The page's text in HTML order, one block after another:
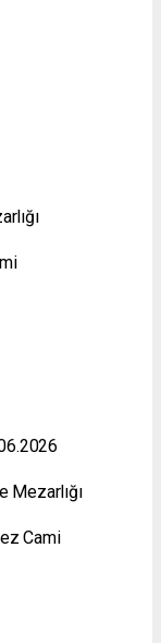
Mezarlığı
Cami